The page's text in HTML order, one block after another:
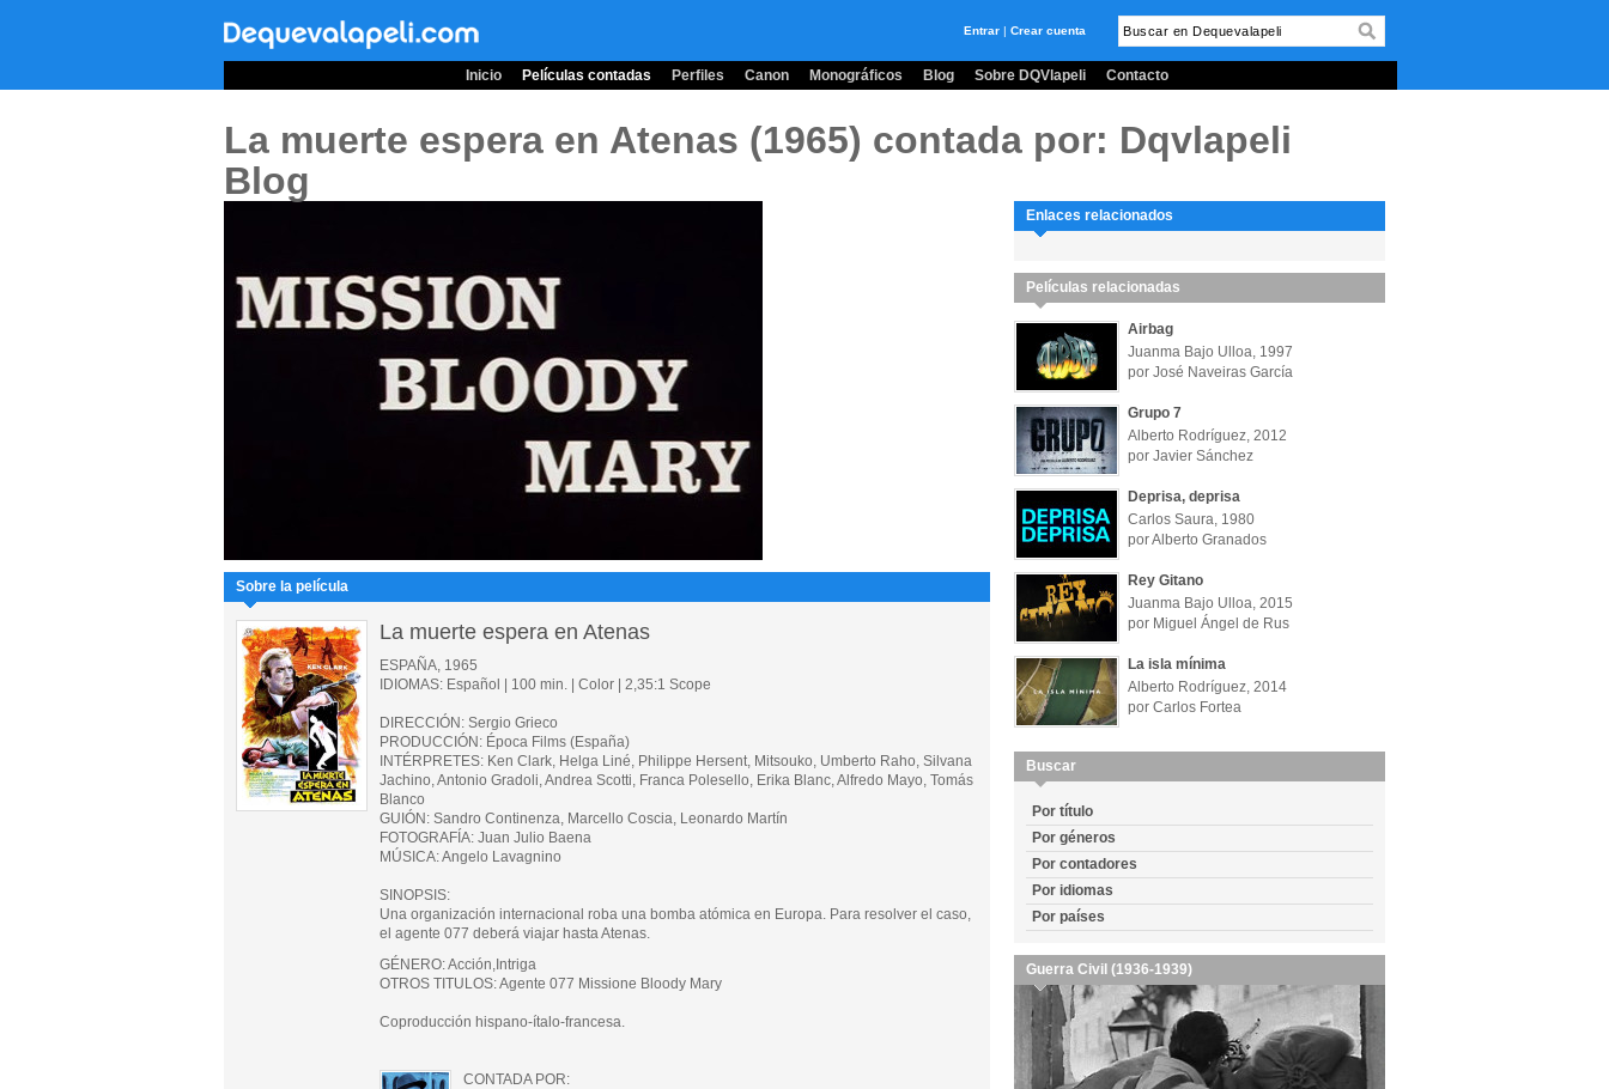
Entrar | Crear cuenta
Inicio Películas contadas Perfiles Canon Monográficos Blog Sobre DQVlapeli Contacto
La muerte espera en Atenas (1965) contada por: Dqvlapeli
Blog
Sobre la película
La muerte espera en Atenas
ESPAÑA, 1965
IDIOMAS: Español | 100 min. | Color | 2,35:1 Scope
DIRECCIÓN: Sergio Grieco
PRODUCCIÓN: Época Films (España)
INTÉRPRETES: Ken Clark, Helga Liné, Philippe Hersent, Mitsouko, Umberto Raho, Silvana
Jachino, Antonio Gradoli, Andrea Scotti, Franca Polesello, Erika Blanc, Alfredo Mayo, Tomás
Blanco
GUIÓN: Sandro Continenza, Marcello Coscia, Leonardo Martín
FOTOGRAFÍA: Juan Julio Baena
MÚSICA: Angelo Lavagnino
SINOPSIS:
Una organización internacional roba una bomba atómica en Europa. Para resolver el caso,
el agente 077 deberá viajar hasta Atenas.
GÉNERO: Acción,Intriga
OTROS TITULOS: Agente 077 Missione Bloody Mary
Coproducción hispano-ítalo-francesa.
CONTADA POR:
Enlaces relacionados
Películas relacionadas
Airbag
Juanma Bajo Ulloa, 1997
por José Naveiras García
Grupo 7
Alberto Rodríguez, 2012
por Javier Sánchez
Deprisa, deprisa
Carlos Saura, 1980
por Alberto Granados
Rey Gitano
Juanma Bajo Ulloa, 2015
por Miguel Ángel de Rus
La isla mínima
Alberto Rodríguez, 2014
por Carlos Fortea
Buscar
Por título
Por géneros
Por contadores
Por idiomas
Por países
Guerra Civil (1936-1939)